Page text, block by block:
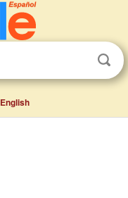
English